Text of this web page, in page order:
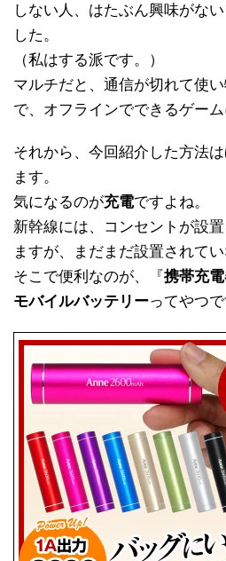
しない人、はたぶん興味がな
した。
（私はする派です。）
マルチだと、通信が切れて使
で、オフラインでできるゲーム
それから、今回紹介した方法
ます。
気になるのが充電ですよね。
新幹線には、コンセントが設
ますが、まだまだ設置されて
そこで便利なのが、『携帯充
モバイルバッテリーってやつで